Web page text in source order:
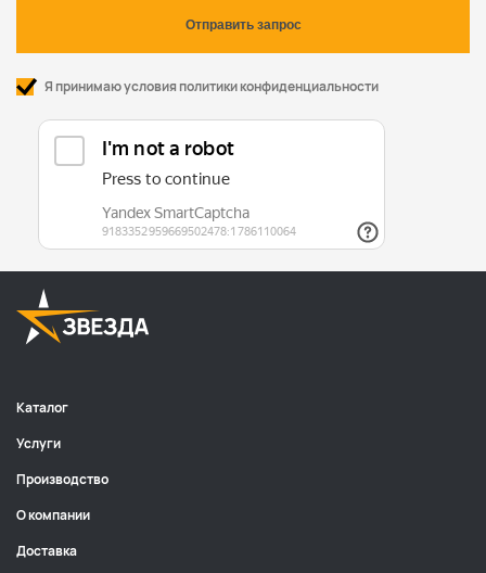
Я принимаю условия политики конфиденциальности
Каталог
Услуги
Производство
О компании
Доставка